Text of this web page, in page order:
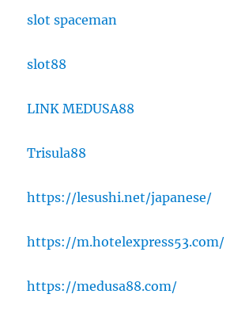
slot spaceman
slot88
LINK MEDUSA88
Trisula88
https://lesushi.net/japanese/
https://m.hotelexpress53.com/
https://medusa88.com/